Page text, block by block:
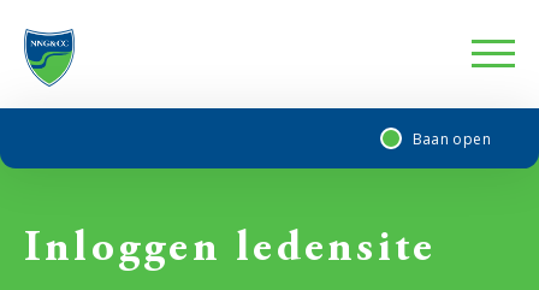
Baan open
Inloggen ledensite